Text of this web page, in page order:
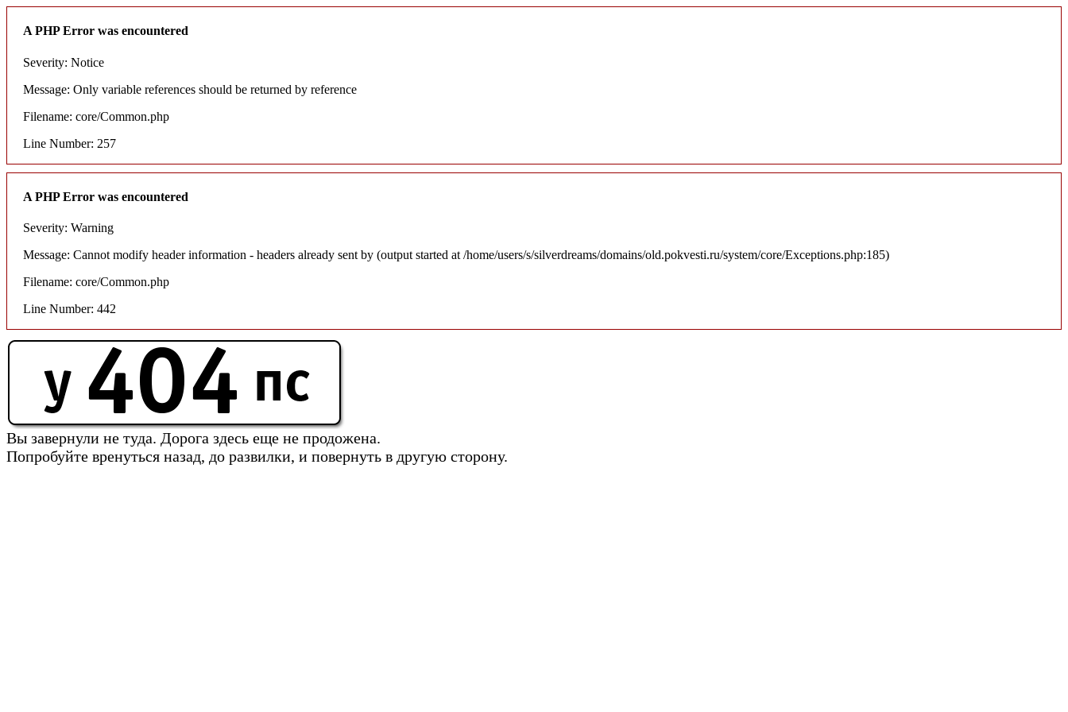
A PHP Error was encountered
Severity: Notice
Message: Only variable references should be returned by reference
Filename: core/Common.php
Line Number: 257
A PHP Error was encountered
Severity: Warning
Message: Cannot modify header information - headers already sent by (output started at /home/users/s/silverdreams/domains/old.pokvesti.ru/system/core/Exceptions.php:185)
Filename: core/Common.php
Line Number: 442
Вы завернули не туда. Дорога здесь еще не продожена.
Попробуйте вренуться назад, до развилки, и повернуть в другую сторону.